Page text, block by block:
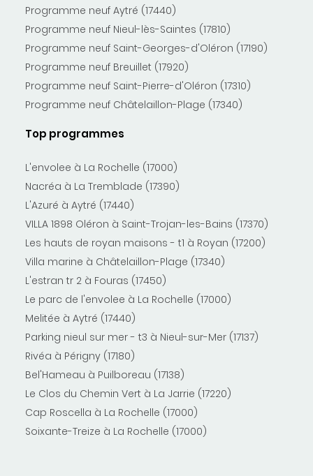
Programme neuf Aytré (17440)
Programme neuf Nieul-lès-Saintes (17810)
Programme neuf Saint-Georges-d'Oléron (17190)
Programme neuf Breuillet (17920)
Programme neuf Saint-Pierre-d'Oléron (17310)
Programme neuf Châtelaillon-Plage (17340)
Top programmes
L'envolee à La Rochelle (17000)
Nacréa à La Tremblade (17390)
L'Azuré à Aytré (17440)
VILLA 1898 Oléron à Saint-Trojan-les-Bains (17370)
Les hauts de royan maisons - t1 à Royan (17200)
Villa marine à Châtelaillon-Plage (17340)
L'estran tr 2 à Fouras (17450)
Le parc de l'envolee à La Rochelle (17000)
Melitée à Aytré (17440)
Parking nieul sur mer - t3 à Nieul-sur-Mer (17137)
Rivéa à Périgny (17180)
Bel'Hameau à Puilboreau (17138)
Le Clos du Chemin Vert à La Jarrie (17220)
Cap Roscella à La Rochelle (17000)
Soixante-Treize à La Rochelle (17000)